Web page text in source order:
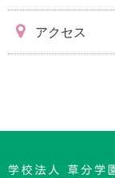
アクセス